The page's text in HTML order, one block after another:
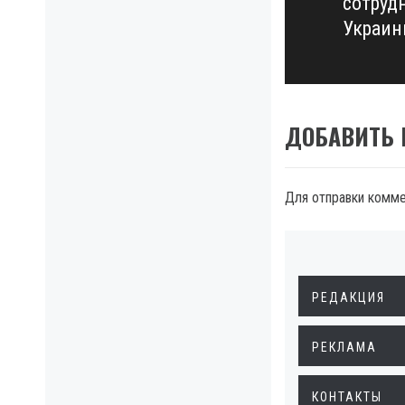
post:
ДОБАВИТЬ
Для отправки
РЕДАКЦИЯ
РЕКЛАМА
КОНТАКТЫ